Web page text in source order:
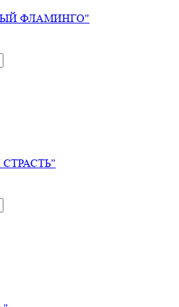
ФЛАМИНГО"